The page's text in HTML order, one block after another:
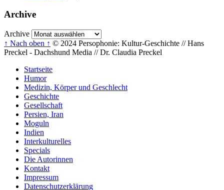
Archive
Archive
↑ Nach oben ↑ © 2024 Persophonie: Kultur-Geschichte // Hans
Preckel - Dachshund Media // Dr. Claudia Preckel
Startseite
Humor
Medizin, Körper und Geschlecht
Geschichte
Gesellschaft
Persien, Iran
Moguln
Indien
Interkulturelles
Specials
Die Autorinnen
Kontakt
Impressum
Datenschutzerklärung